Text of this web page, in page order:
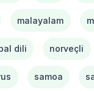
malayalam
dili norveçli
samoa